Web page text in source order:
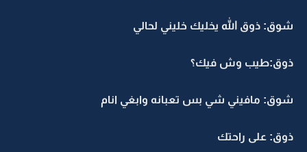
شوق: ذوق الله يخليك خليني لحالي
ذوق:طيب وش فيك؟
شوق: مافيني شي بس تعبانه وابغي انام
ذوق: على راحتك